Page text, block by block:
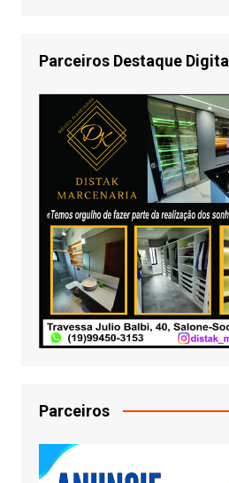
Parceiros Destaque Digital
Parceiros